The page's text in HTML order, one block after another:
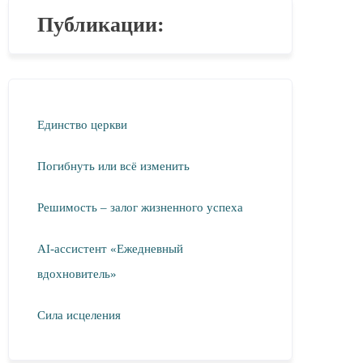
Публикации:
Единство церкви
Погибнуть или всё изменить
Решимость – залог жизненного успеха
AI-ассистент «Ежедневный
вдохновитель»
Сила исцеления